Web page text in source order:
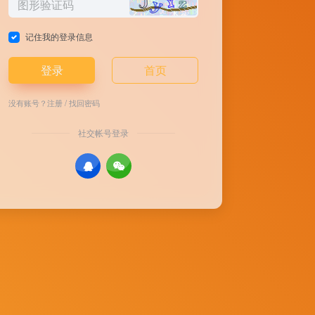
记住我的登录信息
登录 首页
没有账号？注册/找回密码
社交帐号登录